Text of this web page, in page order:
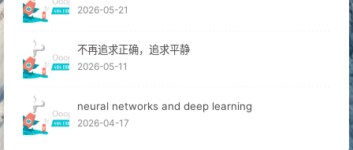
2026-05-21
不再追求正确，追求平静
2026-05-11
neural networks and deep learning
2026-04-17